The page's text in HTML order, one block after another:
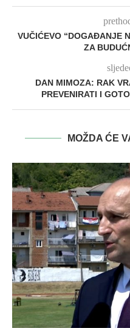
VUČIĆEVO “DOGAĐANJE
ZA
DAN MIMOZA: RAK
PREVENIRATI I
MOŽDA ĆE